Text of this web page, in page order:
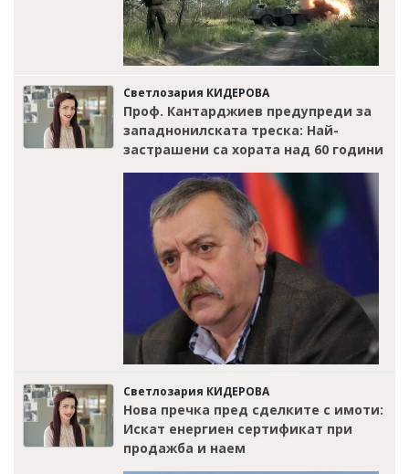
Светлозария КИДЕРОВА
Проф. Кантарджиев предупреди за
западнонилската треска: Най-
застрашени са хората над 60 години
Светлозария КИДЕРОВА
Нова пречка пред сделките с имоти:
Искат енергиен сертификат при
продажба и наем